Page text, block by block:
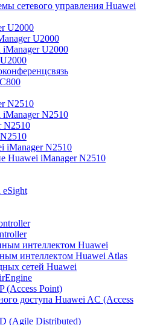
сетевого управления Huawei
U2000
U2000
U2000
N2510
N2510
N2510
iManager N2510
Huawei iManager N2510
eSight
интеллектом Huawei
интеллектом Huawei Atlas
сетей Huawei
(Access Point)
доступа Huawei AC (Access
(Agile Distributed)